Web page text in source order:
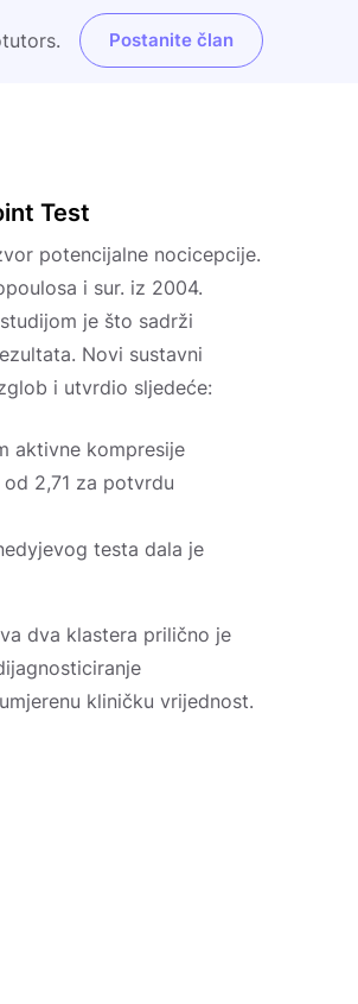
Postanite član
Test
potencijalne nocicepcije.
i sur. iz 2004.
je što sadrži
Novi sustavni
i utvrdio sljedeće:
aktivne kompresije
2,71 za potvrdu
testa dala je
dva klastera prilično je
kliničku vrijednost.